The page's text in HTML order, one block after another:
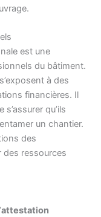
est une
du bâtiment.
à des
financières. Il
qu’ils
un chantier.
des
ressources
attestation